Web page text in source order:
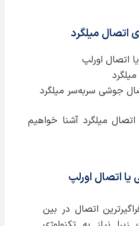
اتصال میلگرد
اتصال اورلپ
جوشی سربه‌سر میلگرد
میلگرد آشنا خواهیم
اتصال اورلپ
اتصال در بین